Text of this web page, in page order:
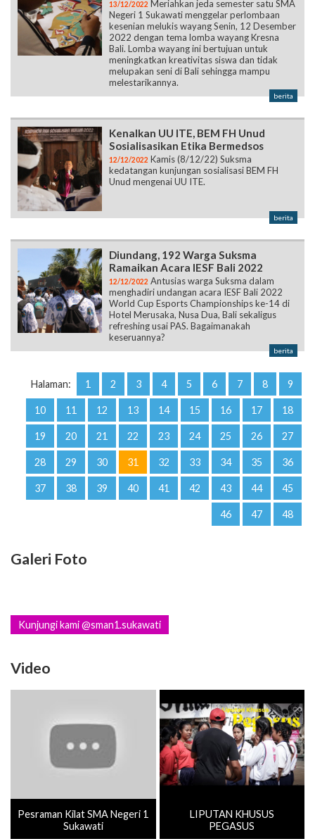
13/12/2022 Meriahkan jeda semester satu SMA
Negeri 1 Sukawati menggelar perlombaan
kesenian melukis wayang Senin, 12 Desember
2022 dengan tema lomba wayang Kresna
Bali. Lomba wayang ini bertujuan untuk
meningkatkan kreativitas siswa dan tidak
melupakan seni di Bali sehingga mampu
melestarikannya.
berita
Kenalkan UU ITE, BEM FH Unud
Sosialisasikan Etika Bermedsos
12/12/2022 Kamis (8/12/22) Suksma
kedatangan kunjungan sosialisasi BEM FH
Unud mengenai UU ITE.
berita
Diundang, 192 Warga Suksma
Ramaikan Acara IESF Bali 2022
12/12/2022 Antusias warga Suksma dalam
menghadiri undangan acara IESF Bali 2022
World Cup Esports Championships ke-14 di
Hotel Merusaka, Nusa Dua, Bali sekaligus
refreshing usai PAS. Bagaimanakah
keseruannya?
berita
Halaman: 1 2 3 4 5 6 7 8 9
10 11 12 13 14 15 16 17 18
19 20 21 22 23 24 25 26 27
28 29 30 31 32 33 34 35 36
37 38 39 40 41 42 43 44 45
46 47 48
Galeri Foto
Kunjungi kami @sman1.sukawati
Video
Pesraman Kilat SMA Negeri 1
Sukawati
LIPUTAN KHUSUS
PEGASUS